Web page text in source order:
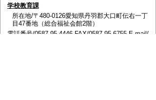
学校教育課
所在地/〒480-0126愛知県丹羽郡大口町伝右一丁
目47番地（総合福祉会館2階）
電話番号/0587-95-4446 FAX/0587-95-6755 E-mail/